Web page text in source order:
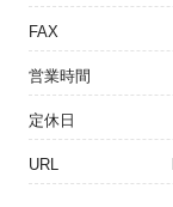
FAX
営業時間
定休日
URL